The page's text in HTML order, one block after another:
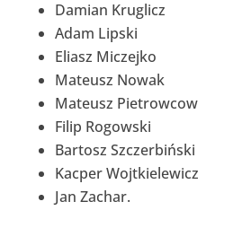
Damian Kruglicz
Adam Lipski
Eliasz Miczejko
Mateusz Nowak
Mateusz Pietrowcow
Filip Rogowski
Bartosz Szczerbiński
Kacper Wojtkielewicz
Jan Zachar.